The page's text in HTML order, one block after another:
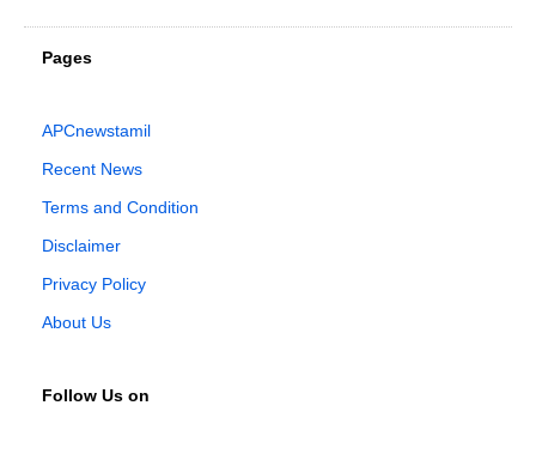
Pages
APCnewstamil
Recent News
Terms and Condition
Disclaimer
Privacy Policy
About Us
Follow Us on